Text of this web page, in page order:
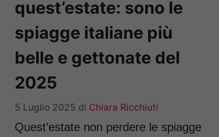
quest’estate: sono le
spiagge italiane più
belle e gettonate del
2025
5 Luglio 2025 di Chiara Ricchiuti
Quest’estate non perdere le spiagge